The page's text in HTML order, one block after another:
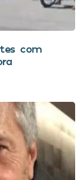
com